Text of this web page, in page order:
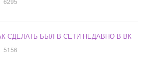
СДЕЛАТЬ БЫЛ В СЕТИ НЕДАВНО В ВК
5156